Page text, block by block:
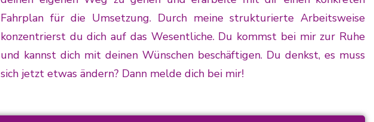
Fahrplan für die Umsetzung. Durch meine strukturierte Arbeitsweise
konzentrierst du dich auf das Wesentliche. Du kommst bei mir zur Ruhe
und kannst dich mit deinen Wünschen beschäftigen. Du denkst, es muss
sich jetzt etwas ändern? Dann melde dich bei mir!